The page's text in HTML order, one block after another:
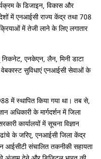
के डिजाइन, विकास और
में एनआईसी राज्य केंद्र तथा 708
में तेजी लाने के लिए लगातार
एनकेएन, लैन, मिनी डाटा
वेबकास्ट सुविधाएं एनआईसी सेवाओं के
में स्थापित किया गया था। तब से,
अधिकारी के मार्गदर्शन में जिला
कार्यालयों में सूचना विज्ञान
ढांचे के जरिए, एनआईसी जिला केंद्र
आईसीटी संचालित तकनीकी सहायता